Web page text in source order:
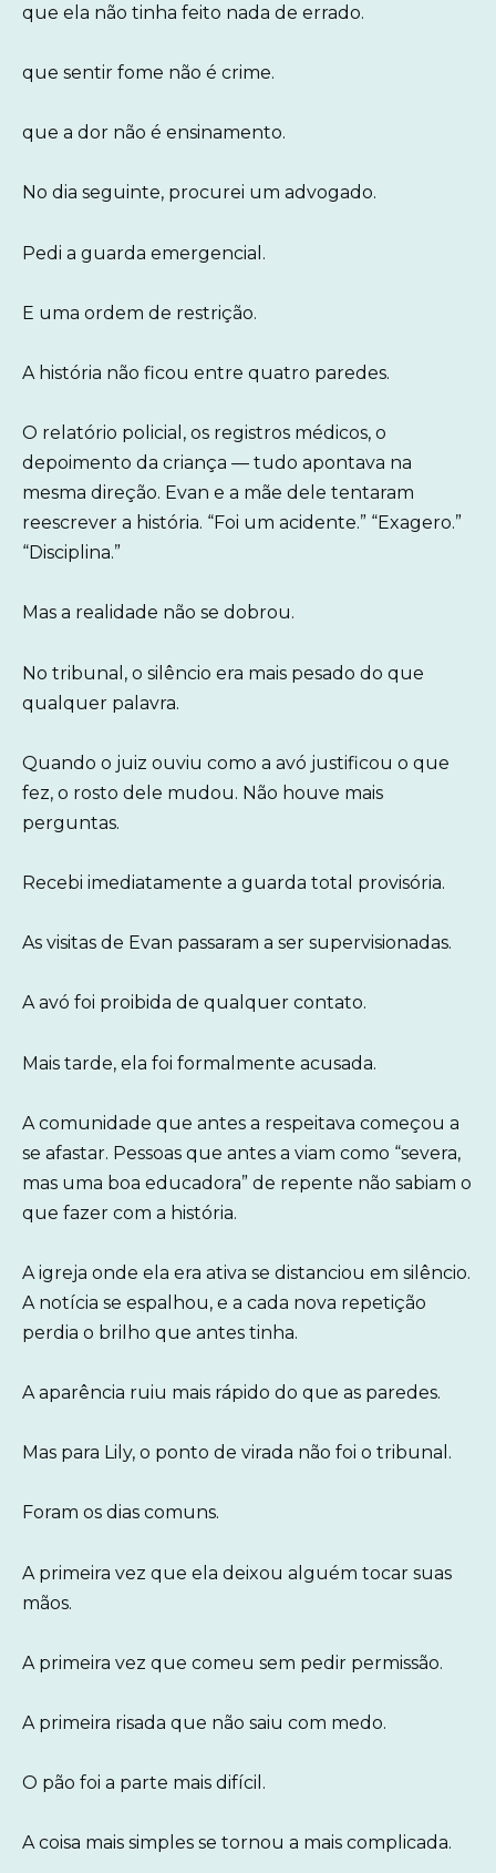
que ela não tinha feito nada de errado.
que sentir fome não é crime.
que a dor não é ensinamento.
No dia seguinte, procurei um advogado.
Pedi a guarda emergencial.
E uma ordem de restrição.
A história não ficou entre quatro paredes.
O relatório policial, os registros médicos, o
depoimento da criança — tudo apontava na
mesma direção. Evan e a mãe dele tentaram
reescrever a história. “Foi um acidente.” “Exagero.”
“Disciplina.”
Mas a realidade não se dobrou.
No tribunal, o silêncio era mais pesado do que
qualquer palavra.
Quando o juiz ouviu como a avó justificou o que
fez, o rosto dele mudou. Não houve mais
perguntas.
Recebi imediatamente a guarda total provisória.
As visitas de Evan passaram a ser supervisionadas.
A avó foi proibida de qualquer contato.
Mais tarde, ela foi formalmente acusada.
A comunidade que antes a respeitava começou a
se afastar. Pessoas que antes a viam como “severa,
mas uma boa educadora” de repente não sabiam o
que fazer com a história.
A igreja onde ela era ativa se distanciou em silêncio.
A notícia se espalhou, e a cada nova repetição
perdia o brilho que antes tinha.
A aparência ruiu mais rápido do que as paredes.
Mas para Lily, o ponto de virada não foi o tribunal.
Foram os dias comuns.
A primeira vez que ela deixou alguém tocar suas
mãos.
A primeira vez que comeu sem pedir permissão.
A primeira risada que não saiu com medo.
O pão foi a parte mais difícil.
A coisa mais simples se tornou a mais complicada.